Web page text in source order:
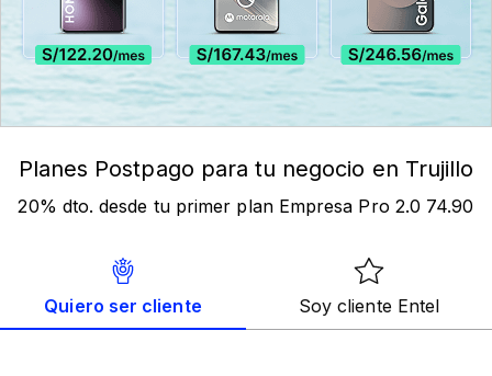
Planes Postpago para tu negocio en Trujillo
20% dto. desde tu primer plan Empresa Pro 2.0 74.90